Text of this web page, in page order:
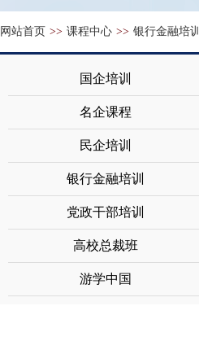
网站首页 >> 课程中心 >> 银行金融培训
国企培训
名企课程
民企培训
银行金融培训
党政干部培训
高校总裁班
游学中国